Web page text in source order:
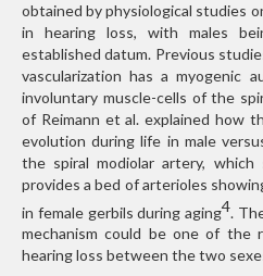
obtained by physiological studies
in hearing loss, with males
established datum. Previous
vascularization has a myogenic
involuntary muscle-cells of the
of Reimann et al. explained how
evolution during life in male
the spiral modiolar artery, which
provides a bed of arterioles
in female gerbils during aging4.
mechanism could be one of the
hearing loss between the two